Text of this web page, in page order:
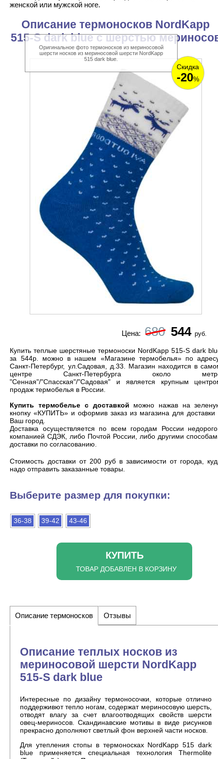
женской или мужской ноге.
Описание термоносков NordKapp
515-S dark blue с шерстью
Скидка
-20%
Оригинальное фото термоносков из мериносовой
шерсти носков из мериносовой шерсти NordKapp
515 dark blue.
Цена: 680 544 руб.
Купить теплые шерстяные термоноски NordKapp 515-S dark
за 544р. можно в нашем «Магазине термобелья» по
Санкт-Петербург, ул.Садовая, д.33. Магазин находится в
центре Санкт-Петербурга около
"Сенная"/"Спасская"/"Садовая" и является крупным
продаж термобелья в России.
Купить термобелье с доставкой можно нажав на
кнопку «КУПИТЬ» и оформив заказ из магазина для доставки
Ваш город.
Доставка осуществляется по всем городам России
компанией СДЭК, либо Почтой России, либо другими
доставки по согласованию.
Cтоимость доставки от 200 руб в зависимости от города,
надо отправить заказанные товары.
Выберите размер для покупки:
36-38 39-42 43-46
КУПИТЬ
ТОВАР ДОБАВЛЕН В КОРЗИНУ
Описание термоносков Отзывы
Описание теплых носков из
мериносовой шерсти NordKapp
515-S dark blue
Интересные по дизайну термоносочки, которые отлично
поддерживют тепло ногам, содержат мериносовую шерсть,
отводят влагу за счет влагоотводящих свойств шерсти
овец-мериносов. Скандинавские мотивы в виде рисунков
прекрасно дополняют светлый фон верхней части носков.
Для утепления стопы в термоносках NordKapp 515 dark
blue применяется специальная технология Thermolite